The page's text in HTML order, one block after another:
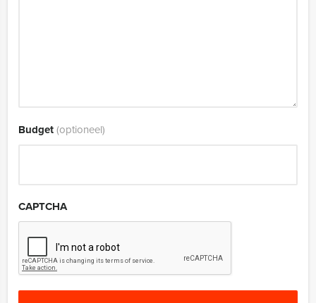
Budget(optioneel)
CAPTCHA